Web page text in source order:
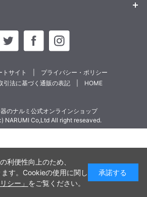
トサイト
プライバシー・ポリシー
引法に基づく通販の表記
HOME
のナルミ公式オンラインショップ
NARUMI Co,Ltd All right reseaved.
利便性向上のため、
す。Cookieの使用に関し
シー」 をご覧ください。
承諾する